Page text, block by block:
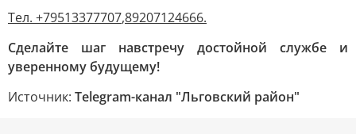
Тел. +79513377707,89207124666.
Сделайте шаг навстречу достойной службе и
уверенному будущему!
Источник: Telegram-канал "Льговский район"